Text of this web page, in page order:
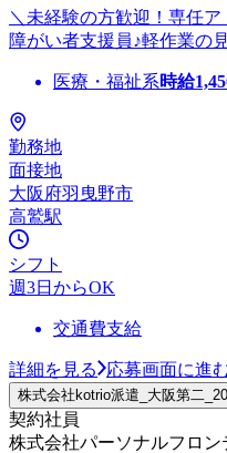
＼未経験の方歓迎！専任
障がい者支援員♪軽作業の
医療・福祉系時給
勤務地
面接地
大阪府羽曳野市
高鷲駅
シフト
週3日からOK
交通費支給
詳細を見る 応募画面に進
株式会社kotrio派遣_大阪第二
契約社員
株式会社パーソナルフロ